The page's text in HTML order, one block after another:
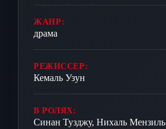
ЖАНР:
драма
РЕЖИССЕР:
Кемаль Узун
В РОЛЯХ:
Синан Тузджу, Нихаль Мензиль